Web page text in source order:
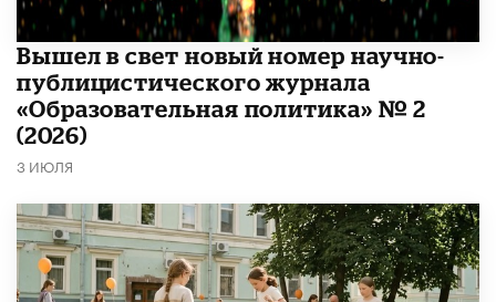
Вышел в свет новый номер научно-
публицистического журнала
«Образовательная политика» № 2
(2026)
3 ИЮЛЯ